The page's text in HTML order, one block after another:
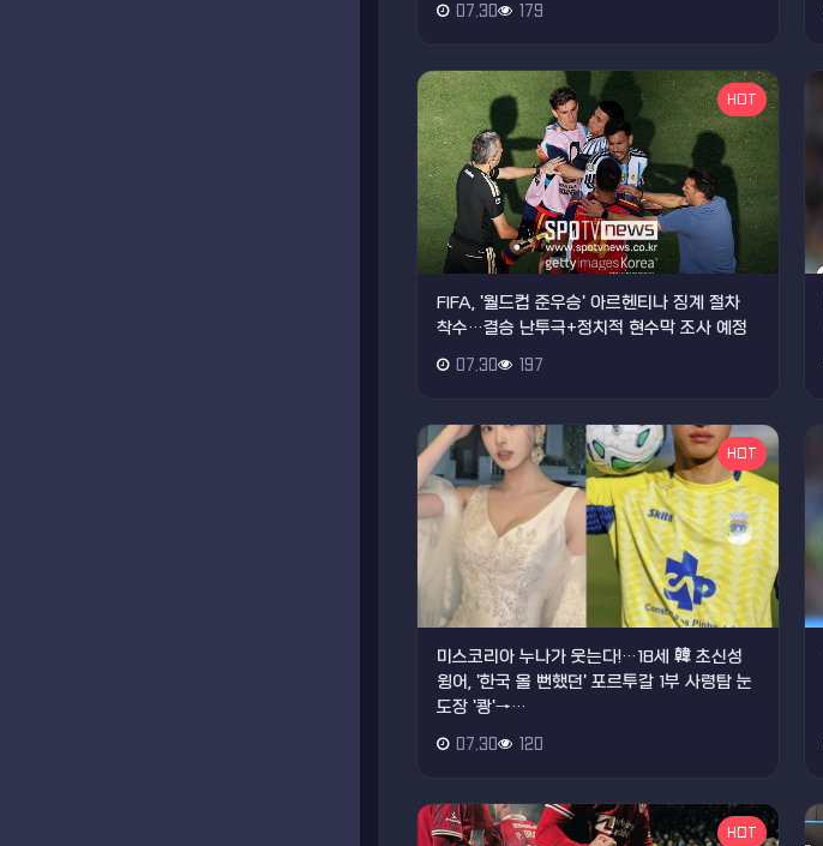
07.30 179
HOT
FIFA, '월드컵 준우승' 아르헨티나 징계 절차
착수…결승 난투극+정치적 현수막 조사 예정
07.30 197
HOT
미스코리아 누나가 웃는다!…18세 韓 초신성
윙어, '한국 올 뻔했던' 포르투갈 1부 사령탑 눈
도장 '쾅'→…
07.30 120
HOT